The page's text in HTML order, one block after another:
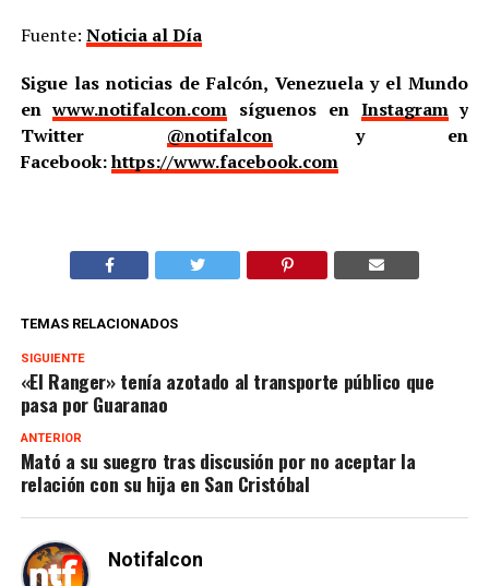
Fuente: Noticia al Día
Sigue las noticias de Falcón, Venezuela y el Mundo
enwww.notifalcon.com síguenos en Instagramy
Twitter @notifalcony en
Facebook:https://www.facebook.com
TEMAS RELACIONADOS
SIGUIENTE
«El Ranger» tenía azotado al transporte público que
pasa por Guaranao
ANTERIOR
Mató a su suegro tras discusión por no aceptar la
relación con su hija en San Cristóbal
Notifalcon